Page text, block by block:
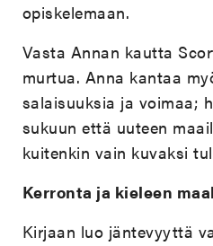
opiskelemaan.
Vasta Annan kautta
murtua. Anna kantaa
salaisuuksia ja voimaa;
sukuun että uuteen
kuitenkin vain kuvaksi
Kerronta ja kieleen
Kirjaan luo jäntevyyttä